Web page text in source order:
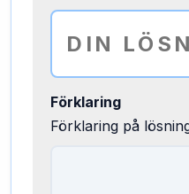
Förklaring
Förklaring på